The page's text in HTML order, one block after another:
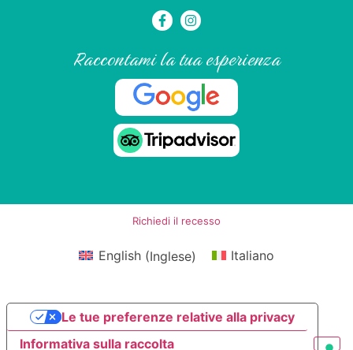
Raccontami la tua esperienza
Richiedi il recesso
English(Inglese) Italiano
Informativa sulla raccolta
Le tue preferenze relative alla privacy